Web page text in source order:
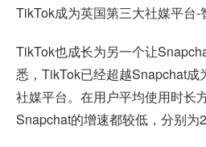
TikTok成为英国第三大社媒平台-
TikTok也成长为另一个让
悉，TikTok已经超越Snapchat成
社媒平台。在用户平均使用时长
Snapchat的增速都较低，分别为